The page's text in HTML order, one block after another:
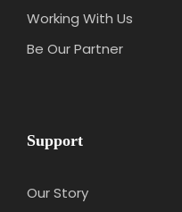
Working With Us
Be Our Partner
Support
Our Story